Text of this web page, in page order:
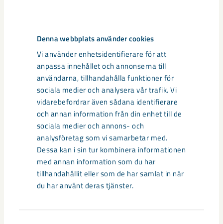
Denna webbplats använder cookies
Vi använder enhetsidentifierare för att
anpassa innehållet och annonserna till
användarna, tillhandahålla funktioner för
sociala medier och analysera vår trafik. Vi
vidarebefordrar även sådana identifierare
och annan information från din enhet till de
sociala medier och annons- och
analysföretag som vi samarbetar med.
Dessa kan i sin tur kombinera informationen
med annan information som du har
tillhandahållit eller som de har samlat in när
du har använt deras tjänster.
Så kan humanoida robotar öka
säkerheten i framtidens gruva
Utvecklingen av humanoida robotar, människoliknande
robotar med armar och ben, går snabbt. I takt med att
tekniken blir alltmer avancerad ...